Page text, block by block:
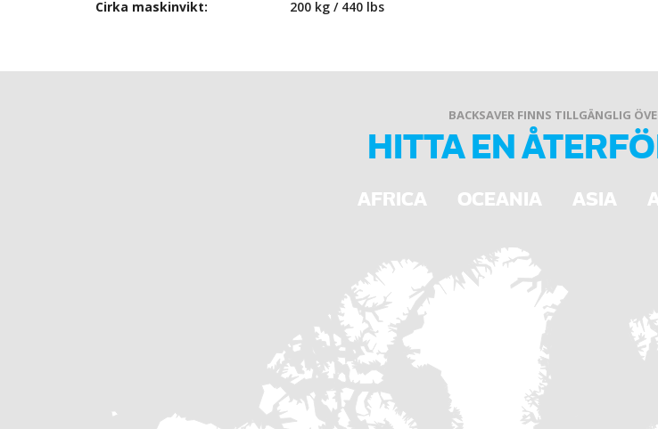
Cirka maskinvikt:
200 kg / 440 lbs
BACKSAVER FINNS TILLGÄNGLIG
HITTA EN
AFRICA OCEANIA ASIA